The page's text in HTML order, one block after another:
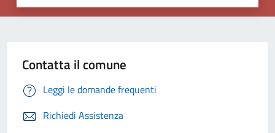
Contatta il comune
Leggi le domande frequenti
Richiedi Assistenza